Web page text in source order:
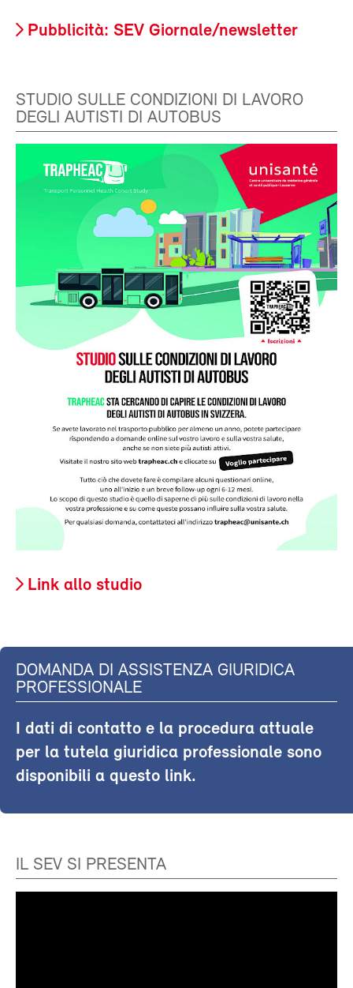
Pubblicità: SEV Giornale/newsletter
STUDIO SULLE CONDIZIONI DI LAVORO
DEGLI AUTISTI DI AUTOBUS
Link allo studio
DOMANDA DI ASSISTENZA GIURIDICA
PROFESSIONALE
I dati di contatto e la procedura attuale
per la tutela giuridica professionale sono
disponibili a questo link.
IL SEV SI PRESENTA